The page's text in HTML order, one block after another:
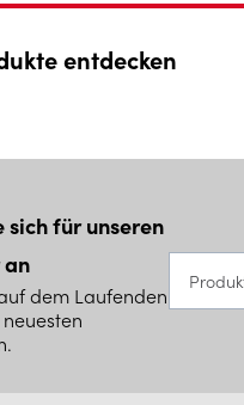
entdecken
sich für unseren
an
dem Laufenden